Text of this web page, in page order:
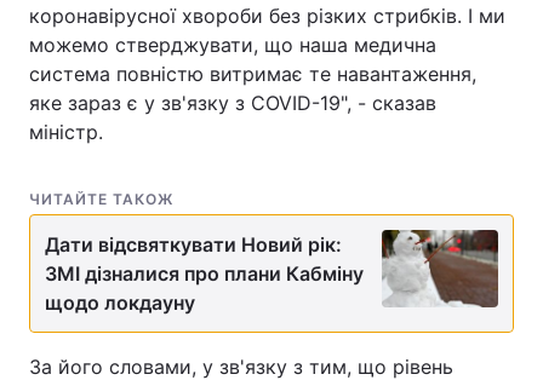
коронавірусної хвороби без різких стрибків. І ми
можемо стверджувати, що наша медична
система повністю витримає те навантаження,
яке зараз є у зв'язку з COVID-19", - сказав
міністр.
ЧИТАЙТЕ ТАКОЖ
Дати відсвяткувати Новий рік:
ЗМІ дізналися про плани Кабміну
щодо локдауну
За його словами, у зв'язку з тим, що рівень